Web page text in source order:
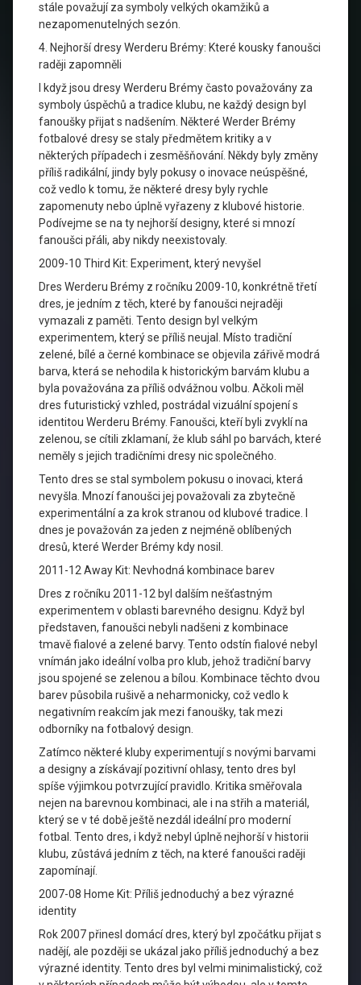
stále považují za symboly velkých okamžiků a
nezapomenutelných sezón.
4. Nejhorší dresy Werderu Brémy: Které kousky fanoušci
raději zapomněli
I když jsou dresy Werderu Brémy často považovány za
symboly úspěchů a tradice klubu, ne každý design byl
fanoušky přijat s nadšením. Některé Werder Brémy
fotbalové dresy se staly předmětem kritiky a v
některých případech i zesměšňování. Někdy byly změny
příliš radikální, jindy byly pokusy o inovace neúspěšné,
což vedlo k tomu, že některé dresy byly rychle
zapomenuty nebo úplně vyřazeny z klubové historie.
Podívejme se na ty nejhorší designy, které si mnozí
fanoušci přáli, aby nikdy neexistovaly.
2009-10 Third Kit: Experiment, který nevyšel
Dres Werderu Brémy z ročníku 2009-10, konkrétně třetí
dres, je jedním z těch, které by fanoušci nejraději
vymazali z paměti. Tento design byl velkým
experimentem, který se příliš neujal. Místo tradiční
zelené, bílé a černé kombinace se objevila zářivě modrá
barva, která se nehodila k historickým barvám klubu a
byla považována za příliš odvážnou volbu. Ačkoli měl
dres futuristický vzhled, postrádal vizuální spojení s
identitou Werderu Brémy. Fanoušci, kteří byli zvyklí na
zelenou, se cítili zklamaní, že klub sáhl po barvách, které
neměly s jejich tradičními dresy nic společného.
Tento dres se stal symbolem pokusu o inovaci, která
nevyšla. Mnozí fanoušci jej považovali za zbytečně
experimentální a za krok stranou od klubové tradice. I
dnes je považován za jeden z nejméně oblíbených
dresů, které Werder Brémy kdy nosil.
2011-12 Away Kit: Nevhodná kombinace barev
Dres z ročníku 2011-12 byl dalším nešťastným
experimentem v oblasti barevného designu. Když byl
představen, fanoušci nebyli nadšeni z kombinace
tmavě fialové a zelené barvy. Tento odstín fialové nebyl
vnímán jako ideální volba pro klub, jehož tradiční barvy
jsou spojené se zelenou a bílou. Kombinace těchto dvou
barev působila rušivě a neharmonicky, což vedlo k
negativním reakcím jak mezi fanoušky, tak mezi
odborníky na fotbalový design.
Zatímco některé kluby experimentují s novými barvami
a designy a získávají pozitivní ohlasy, tento dres byl
spíše výjimkou potvrzující pravidlo. Kritika směřovala
nejen na barevnou kombinaci, ale i na střih a materiál,
který se v té době ještě nezdál ideální pro moderní
fotbal. Tento dres, i když nebyl úplně nejhorší v historii
klubu, zůstává jedním z těch, na které fanoušci raději
zapomínají.
2007-08 Home Kit: Příliš jednoduchý a bez výrazné
identity
Rok 2007 přinesl domácí dres, který byl zpočátku přijat s
nadějí, ale později se ukázal jako příliš jednoduchý a bez
výrazné identity. Tento dres byl velmi minimalistický, což